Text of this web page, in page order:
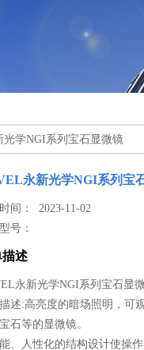
光学NGI系列宝石显微镜
永新光学NGI系列宝
间： 2023-11-02
号：
述
永新光学NGI系列宝石显
述:高亮度的暗场照明，可
石等的显微镜。
、人性化的结构设计使操